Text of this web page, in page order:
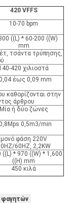
420 VFFS
10-70 bpm
((L) * 60-200 ((W)
mm
τσάντα τρύπησης,
420 χιλιοστά
έως 0,09 mm
καθορίζονται στην
άρθρου
Μία ή δύο ζώνες
0,5m3/min
μονό φάση 220V
60HZ, 2,2KW
((L) * 970 ((W) * 1,600
((H) mm
450 κιλά
φαγητών